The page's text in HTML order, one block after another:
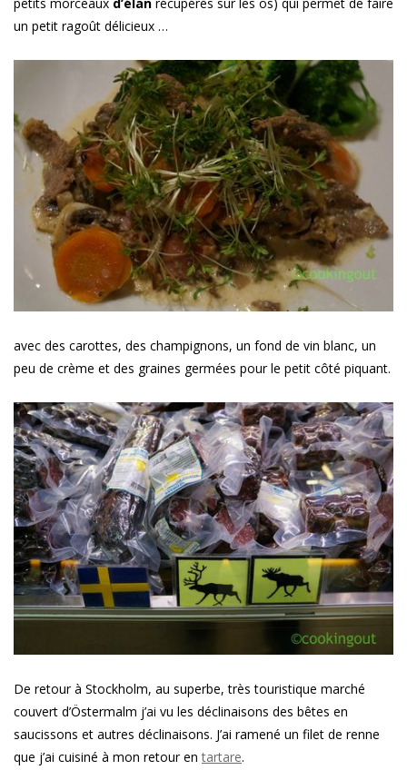
un petit ragoût délicieux …
avec des carottes, des champignons, un fond de vin blanc, un
peu de crème et des graines germées pour le petit côté piquant.
De retour à Stockholm, au superbe, très touristique marché
couvert d’Östermalm j’ai vu les déclinaisons des bêtes en
saucissons et autres déclinaisons. J’ai ramené un filet de renne
que j’ai cuisiné à mon retour entartare.